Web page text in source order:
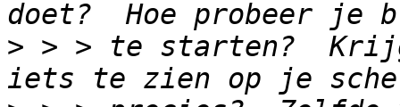
> > > te starten?